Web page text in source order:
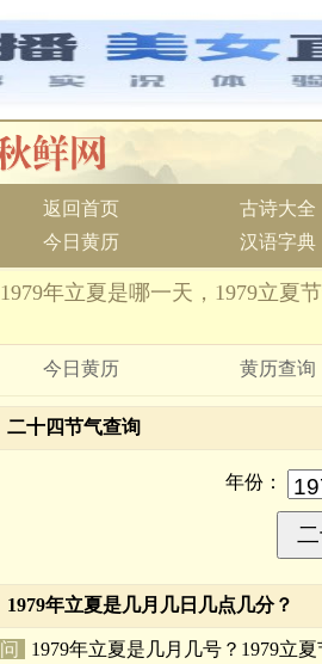
返回首页 古诗大全
今日黄历
汉语字典
1979年立夏是哪一天，1979立夏
今日黄历 黄历查询
二十四节气查询
年份：
1979年立夏是几月几日几点几分？
问
1979年立夏是几月几号？1979立